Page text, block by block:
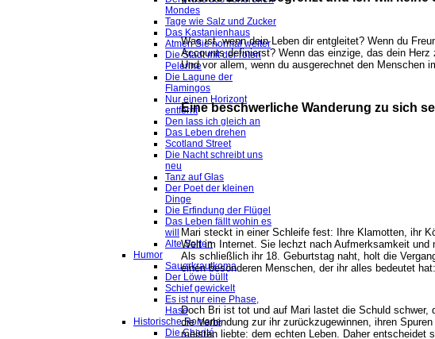
Mondes
Tage wie Salz und Zucker
Das Kastanienhaus
Atmen Sie normal weiter
Die Stadt mit der roten
Pelerine
Die Lagune der
Flamingos
Nur einen Horizont
entfernt
Den lass ich gleich an
Das Leben drehen
Scotland Street
Die Nacht schreibt uns
neu
Tanz auf Glas
Der Poet der kleinen
Dinge
Die Erfindung der Flügel
Das Leben fällt wohin es
will
Alte Sorten
Humor
Sauerkrautkoma
Der Löwe büllt
Schief gewickelt
Es ist nur eine Phase,
Hase
Historische Romane
Die Charité
Was ist, wenn dein Leben dir entgleitet? Wenn du
Accounts definierst? Wenn das einzige, das dein
Und vor allem, wenn du ausgerechnet den
Eine beschwerliche Wanderung zu sich
Mari steckt in einer Schleife fest: Ihre Klamotten, ihr
Welt im Internet. Sie lechzt nach Aufmerksamkeit
Als schließlich ihr 18. Geburtstag naht, holt die
einen besonderen Menschen, der ihr alles bedeutet
Doch Bri ist tot und auf Mari lastet die Schuld
die Verbindung zur ihr zurückzugewinnen, ihren
meisten liebte: dem echten Leben. Daher entscheidet